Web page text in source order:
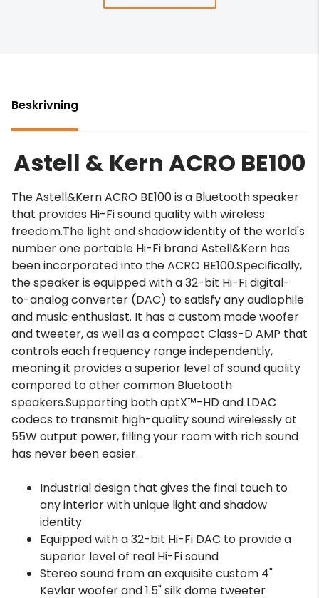
Beskrivning
Astell & Kern ACRO BE100
The Astell&Kern ACRO BE100 is a Bluetooth speaker
that provides Hi-Fi sound quality with wireless
freedom.The light and shadow identity of the world's
number one portable Hi-Fi brand Astell&Kern has
been incorporated into the ACRO BE100.Specifically,
the speaker is equipped with a 32-bit Hi-Fi digital-
to-analog converter (DAC) to satisfy any audiophile
and music enthusiast. It has a custom made woofer
and tweeter, as well as a compact Class-D AMP that
controls each frequency range independently,
meaning it provides a superior level of sound quality
compared to other common Bluetooth
speakers.Supporting both aptX™-HD and LDAC
codecs to transmit high-quality sound wirelessly at
55W output power, filling your room with rich sound
has never been easier.
Industrial design that gives the final touch to
any interior with unique light and shadow
identity
Equipped with a 32-bit Hi-Fi DAC to provide a
superior level of real Hi-Fi sound
Stereo sound from an exquisite custom 4"
Kevlar woofer and 1.5" silk dome tweeter